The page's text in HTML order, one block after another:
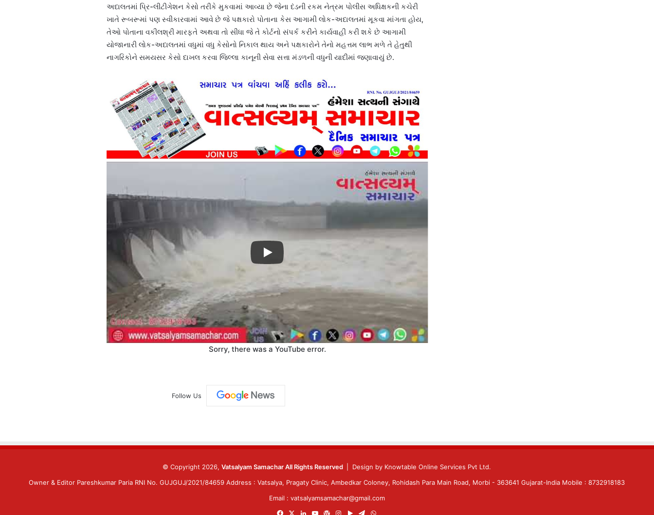
અદાલતમાં પ્રિ-લીટીગેશન કેસો તરીકે મુકવામાં આવ્યા છે જેના દંડની રકમ નેત્રમ પોલીસ અધિક્ષકની કચેરી
ખાતે રૂબરૂમાં પણ સ્વીકારવામાં આવે છે જે પક્ષકારો પોતાના કેસ આગામી લોક-અદાલતમાં મૂકવા માંગતા હોય,
તેઓ પોતાના વકીલશ્રી મારફતે અથવા તો સીધા જે તે કોર્ટનો સંપર્ક કરીને કાર્યવાહી કરી શકે છે આગામી
યોજાનારી લોક-અદાલતમાં વધુમાં વધુ કેસોનો નિકાલ થાય અને પક્ષકારોને તેનો મહત્તમ લાભ મળે તે હેતુથી
નાગરિકોને સમયસર કેસો દાખલ કરવા જિલ્લા કાનૂની સેવા સત્તા મંડળની વધુની યાદીમાં જણાવાયું છે.
Sorry, there was a YouTube error.
Follow Us
© Copyright 2026,Vatsalyam Samachar All Rights Reserved | Design by Knowtable Online Services Pvt Ltd.
Owner & Editor Pareshkumar Paria RNI No. GUJGUJ/2021/84659 Address : Vatsalya, Pragaty Clinic, Ambedkar Coloney, Rohidash Para Main Road, Morbi - 363641 Gujarat-India Mobile : 8732918183
Email : vatsalyamsamachar@gmail.com
FacebookLinkedInYouTubeWordPress
Instagram
GoogleTelegramWhatsApp